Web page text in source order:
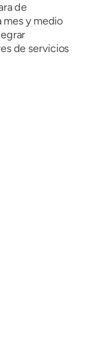
de
mes y medio
de servicios